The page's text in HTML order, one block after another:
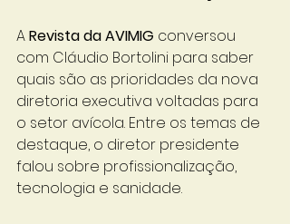
A Revista da AVIMIG conversou
com Cláudio Bortolini para saber
quais são as prioridades da nova
diretoria executiva voltadas para
o setor avícola. Entre os temas de
destaque, o diretor presidente
falou sobre profissionalização,
tecnologia e sanidade.